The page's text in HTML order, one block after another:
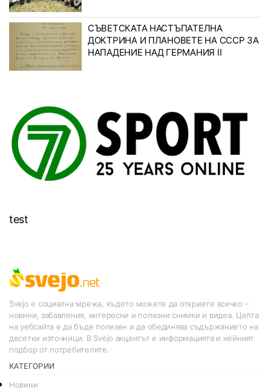
СЪВЕТСКАТА НАСТЪПАТЕЛНА
ДОКТРИНА И ПЛАНОВЕТЕ НА СССР ЗА
НАПАДЕНИЕ НАД ГЕРМАНИЯ II
test
Svejo е социална мрежа, където можете да откриете всичко –
новини, забавления, интересни и полезни снимки и видеа. Целта
на уебсайта е да бъде полезен и да обединява съдържанието на
десетки източници. В Svejo акцентът е информацията и нейният
подбор от потребителите.
КАТЕГОРИИ
Новини